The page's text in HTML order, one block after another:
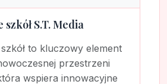
S.T. Media
to kluczowy element
przestrzeni
wspiera innowacyjne